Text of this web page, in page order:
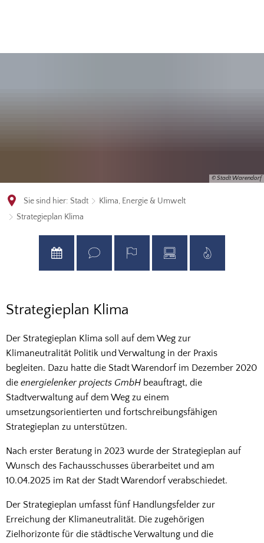
© Stadt Warendorf
Sie sind hier: Stadt
Klima, Energie & Umwelt
Strategieplan Klima
Strategieplan
Klima
Strategieplan Klima
Der Strategieplan Klima soll auf dem Weg zur
Klimaneutralität Politik und Verwaltung in der Praxis
begleiten. Dazu hatte die Stadt Warendorf im Dezember 2020
die energielenker projects GmbH beauftragt, die
Stadtverwaltung auf dem Weg zu einem
umsetzungsorientierten und fortschreibungsfähigen
Strategieplan zu unterstützen.
Nach erster Beratung in 2023 wurde der Strategieplan auf
Wunsch des Fachausschusses überarbeitet und am
10.04.2025 im Rat der Stadt Warendorf verabschiedet.
Der Strategieplan umfasst fünf Handlungsfelder zur
Erreichung der Klimaneutralität. Die zugehörigen
Zielhorizonte für die städtische Verwaltung und die